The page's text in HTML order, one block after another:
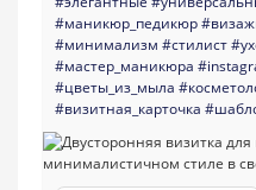
#маникюр_педикюр
#минимализм #стилист
#мастер_маникюра
#цветы_из_мыла
#визитная_карточка